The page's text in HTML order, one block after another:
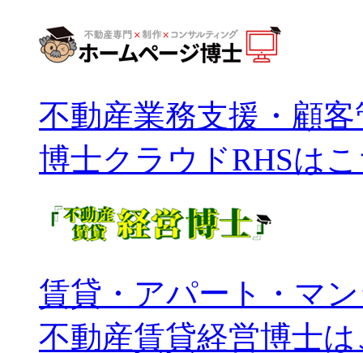
不動産業務支援・顧客
博士クラウドRHSは
賃貸・アパート・マ
不動産賃貸経営博士